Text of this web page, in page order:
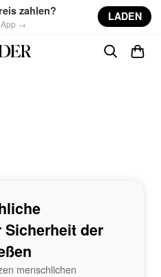
zahlen?
App →
LADEN
der
menschlichen